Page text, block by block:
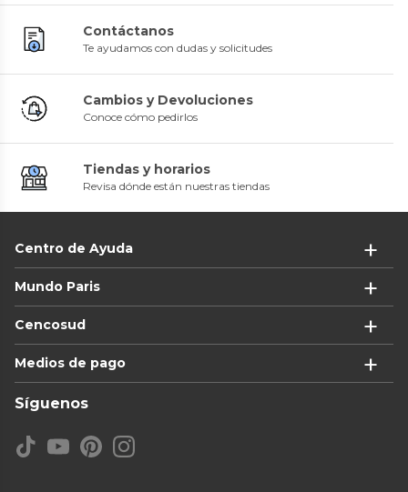
Contáctanos
Te ayudamos con dudas y solicitudes
Cambios y Devoluciones
Conoce cómo pedirlos
Tiendas y horarios
Revisa dónde están nuestras tiendas
Centro de Ayuda
Mundo Paris
Cencosud
Medios de pago
Síguenos